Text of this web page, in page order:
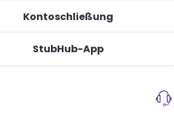
Kontoschließung
StubHub-App